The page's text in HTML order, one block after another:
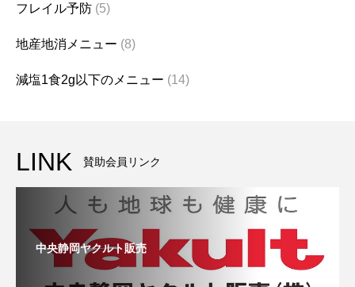
フレイル予防 (5)
地産地消メニュー (8)
減塩1食2g以下のメニュー (14)
LINK 賛助会員リンク
中央静岡ヤクルト販売